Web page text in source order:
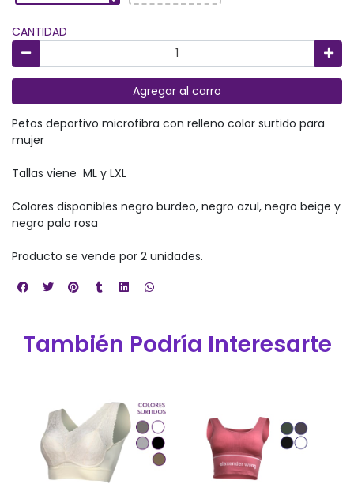
CANTIDAD
Agregar al carro
Petos deportivo microfibra con relleno color surtido para
mujer
Tallas viene ML y LXL
Colores disponibles negro burdeo, negro azul, negro beige y
negro palo rosa
Producto se vende por 2 unidades.
También Podría Interesarte